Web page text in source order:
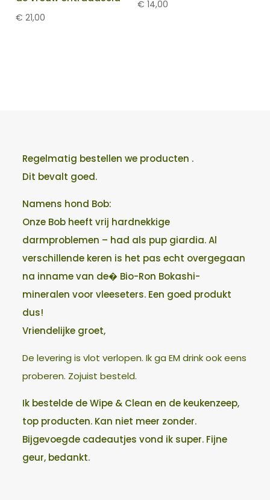
€ 21,00
€ 14,00
Regelmatig bestellen we producten .
Dit bevalt goed.
Namens hond Bob:
Onze Bob heeft vrij hardnekkige
darmproblemen – had als pup giardia. Al
verschillende keren is het pas echt overgegaan
na inname van de� Bio-Ron Bokashi-
mineralen voor vleeseters. Een goed produkt
dus!
Vriendelijke groet,
De levering is vlot verlopen. Ik ga EM drink ook eens
proberen. Zojuist besteld.
Ik bestelde de Wipe & Clean en de keukenzeep,
top producten. Kan niet meer zonder.
Bijgevoegde cadeautjes vond ik super. Fijne
geur, bedankt.